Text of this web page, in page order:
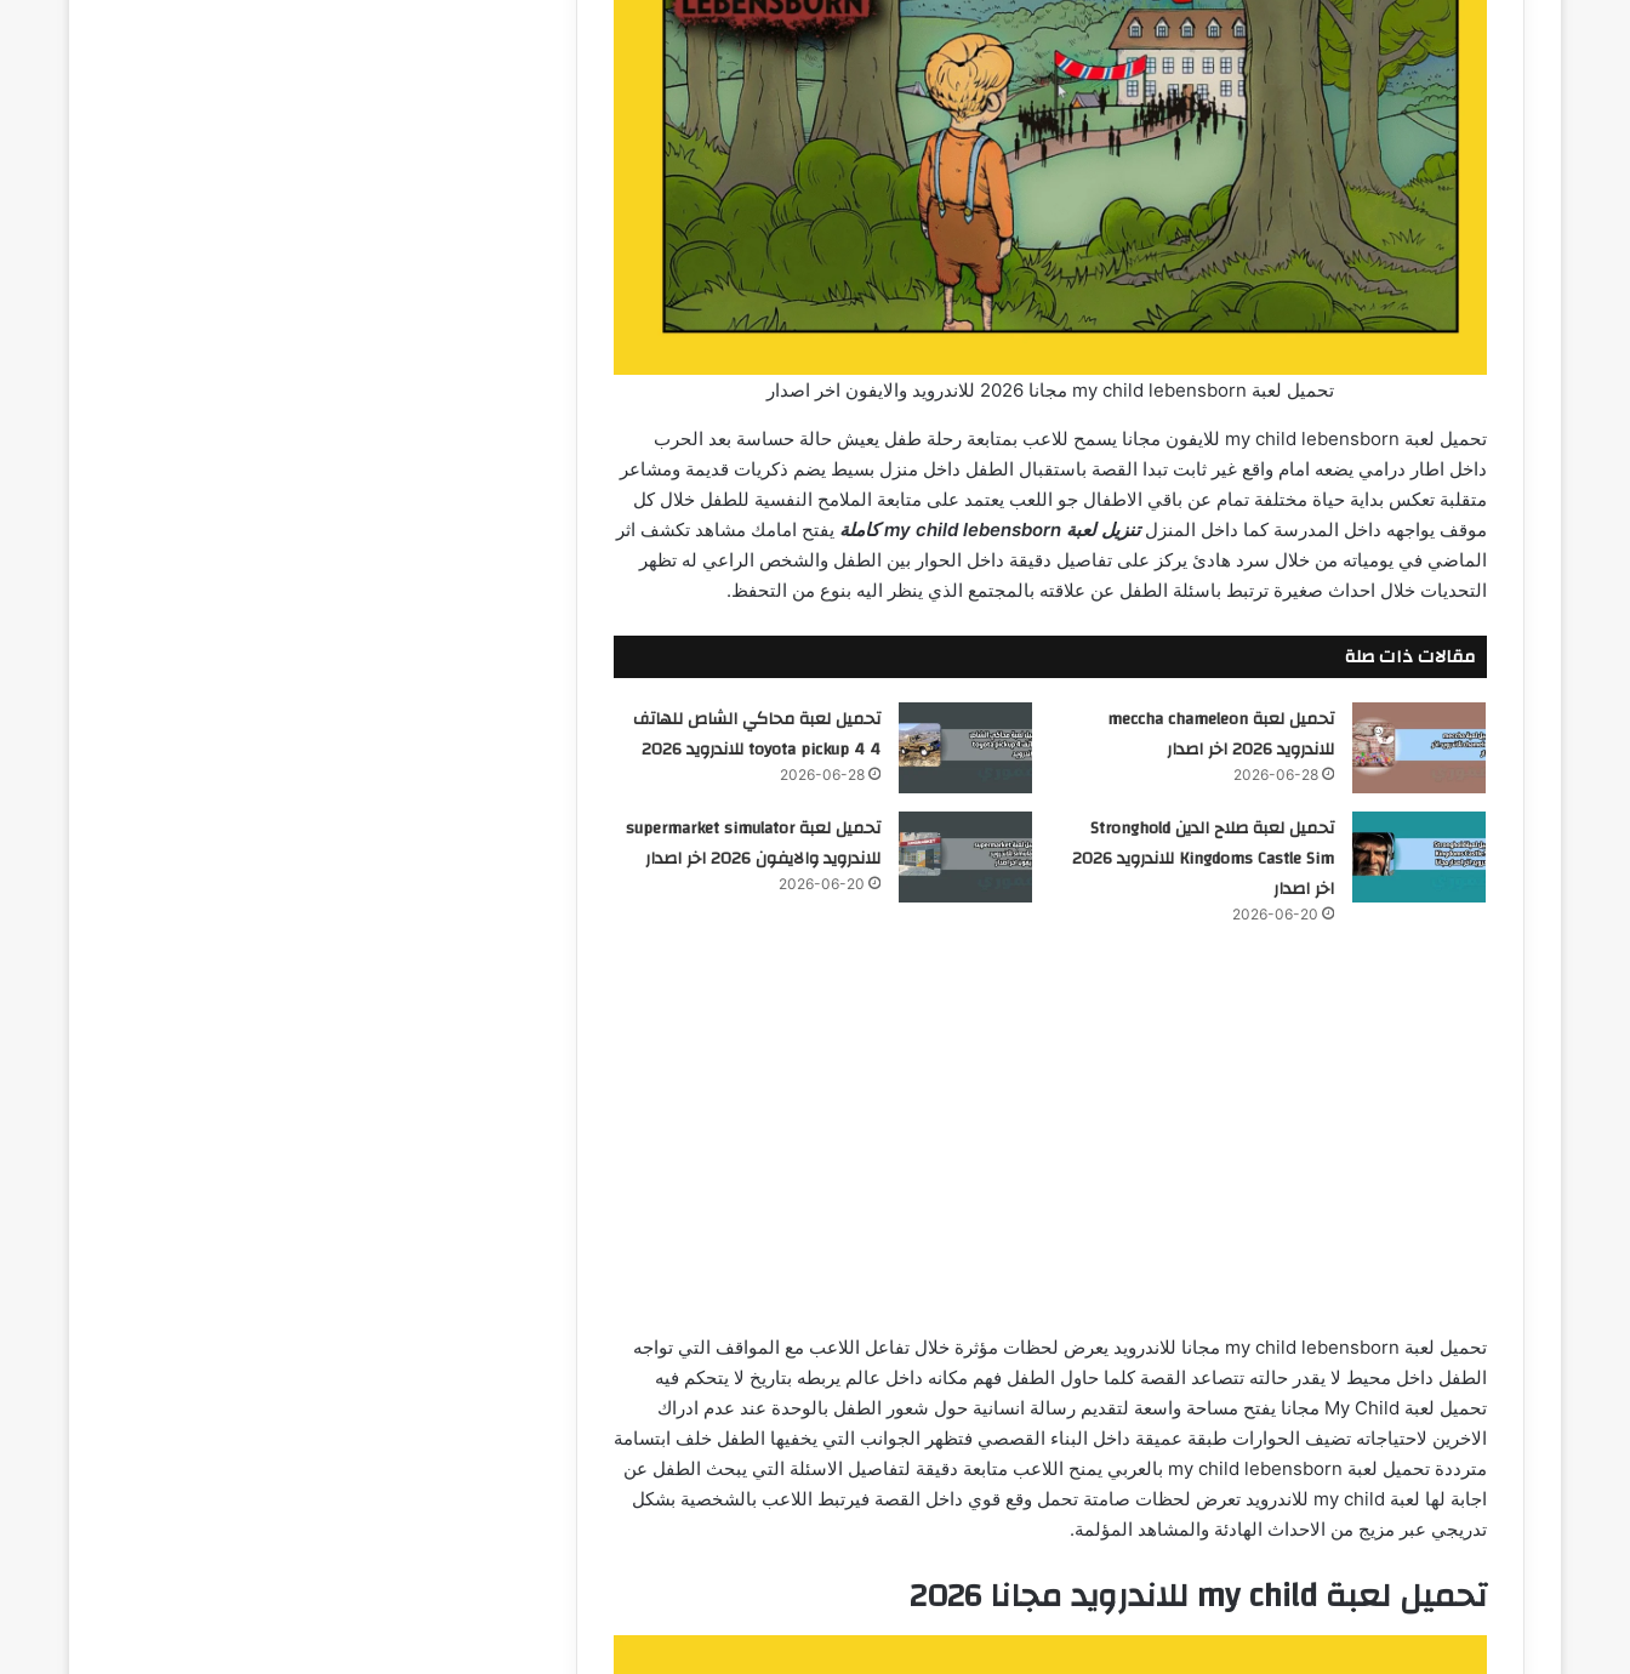
تحميل لعبة my child lebensborn مجانا 2026 للاندرويد والايفون اخر اصدار
تحميل لعبة my child lebensborn للايفون مجانا يسمح للاعب بمتابعة رحلة طفل يعيش حالة حساسة بعد الحرب
داخل اطار درامي يضعه امام واقع غير ثابت تبدا القصة باستقبال الطفل داخل منزل بسيط يضم ذكريات قديمة ومشاعر
متقلبة تعكس بداية حياة مختلفة تمام عن باقي الاطفال جو اللعب يعتمد على متابعة الملامح النفسية للطفل خلال كل
موقف يواجهه داخل المدرسة كما داخل المنزلتنزيل لعبة my child lebensborn كاملة
يفتح امامك مشاهد تكشف اثر
الماضي في يومياته من خلال سرد هادئ يركز على تفاصيل دقيقة داخل الحوار بين الطفل والشخص الراعي له تظهر
التحديات خلال احداث صغيرة ترتبط باسئلة الطفل عن علاقته بالمجتمع الذي ينظر اليه بنوع من التحفظ.
مقالات ذات صلة
تحميل لعبة meccha chameleon
للاندرويد 2026 اخر اصدار
2026-06-28
تحميل لعبة محاكي الشاص للهاتف
toyota pickup 4 4 للاندرويد 2026
2026-06-28
تحميل لعبة صلاح الدين Stronghold
Kingdoms Castle Sim للاندرويد 2026
اخر اصدار
2026-06-20
تحميل لعبة supermarket simulator
للاندرويد والايفون 2026 اخر اصدار
2026-06-20
تحميل لعبة my child lebensborn مجانا للاندرويد يعرض لحظات مؤثرة خلال تفاعل اللاعب مع المواقف التي تواجه
الطفل داخل محيط لا يقدر حالته تتصاعد القصة كلما حاول الطفل فهم مكانه داخل عالم يربطه بتاريخ لا يتحكم فيه
تحميل لعبة My Child مجانا يفتح مساحة واسعة لتقديم رسالة انسانية حول شعور الطفل بالوحدة عند عدم ادراك
الاخرين لاحتياجاته تضيف الحوارات طبقة عميقة داخل البناء القصصي فتظهر الجوانب التي يخفيها الطفل خلف ابتسامة
مترددة تحميل لعبة my child lebensborn بالعربي يمنح اللاعب متابعة دقيقة لتفاصيل الاسئلة التي يبحث الطفل عن
اجابة لها لعبة my child للاندرويد تعرض لحظات صامتة تحمل وقع قوي داخل القصة فيرتبط اللاعب بالشخصية بشكل
تدريجي عبر مزيج من الاحداث الهادئة والمشاهد المؤلمة.
تحميل لعبة my child للاندرويد مجانا 2026